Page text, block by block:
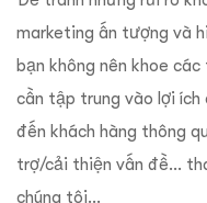
marketing ấn tượng và
bạn không nên khoe
cần tập trung vào lợi
đến khách hàng thông
trợ/cải thiện vấn đề…
chúng tôi…